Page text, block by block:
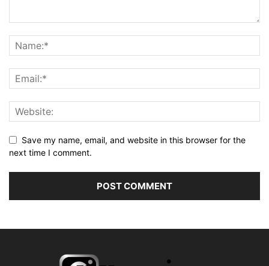
Save my name, email, and website in this browser for the
next time I comment.